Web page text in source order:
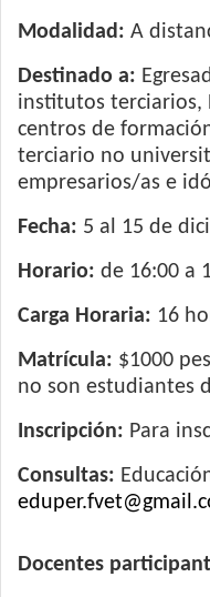
Modalidad: A
Destinado a:
institutos terciarios,
centros de
terciario no
empresarios/as e
Fecha: 5 al 15 de
Horario: de 16:00 a
Carga Horaria: 16
Matrícula: $1000
no son estudiantes
Inscripción: Para
Consultas:
Docentes